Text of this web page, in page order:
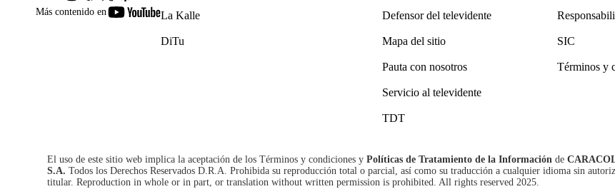
Más contenido en
youtube-
La Kalle
DiTu
Defensor del televidente
Mapa del sitio
Pauta con nosotros
Servicio al televidente
TDT
SIC
Términos y
El uso de este sitio web implica la aceptación de los Términos y condiciones y Políticas de Tratamiento de la Información de
S.A. Todos los Derechos Reservados D.R.A. Prohibida su reproducción total o parcial, así como su traducción a cualquier idioma sin
titular. Reproduction in whole or in part, or translation without written permission is prohibited. All rights reserved 2025.